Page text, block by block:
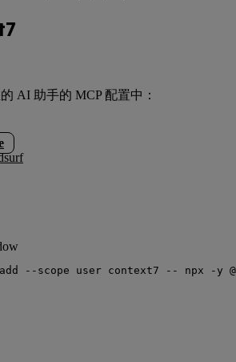
AI 助手的 MCP 配置中：
add --scope user context7 -- npx -y